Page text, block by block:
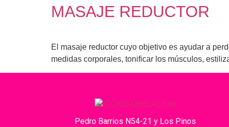
MASAJE REDUCTOR
El masaje reductor cuyo objetivo es ayudar a
medidas corporales, tonificar los músculos,
Pedro Barrios N54-21 y Los Pinos